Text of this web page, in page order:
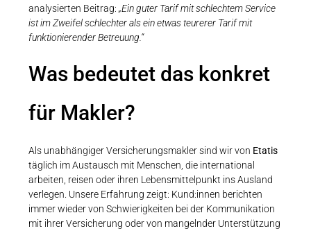
analysierten Beitrag: „Ein guter Tarif mit schlechtem Service
ist im Zweifel schlechter als ein etwas teurerer Tarif mit
funktionierender Betreuung.“
Was bedeutet das konkret
für Makler?
Als unabhängiger Versicherungsmakler sind wir von Etatis
täglich im Austausch mit Menschen, die international
arbeiten, reisen oder ihren Lebensmittelpunkt ins Ausland
verlegen. Unsere Erfahrung zeigt: Kund:innen berichten
immer wieder von Schwierigkeiten bei der Kommunikation
mit ihrer Versicherung oder von mangelnder Unterstützung